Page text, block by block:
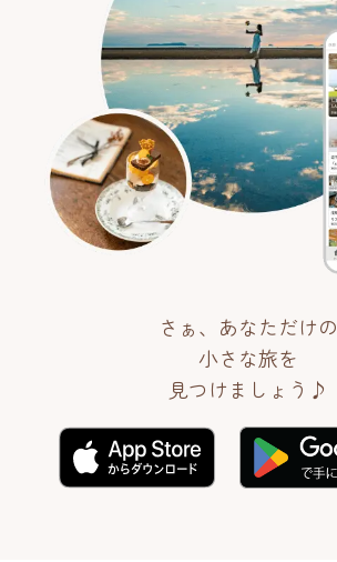
さぁ、あなただけの
小さな旅を
見つけましょう♪